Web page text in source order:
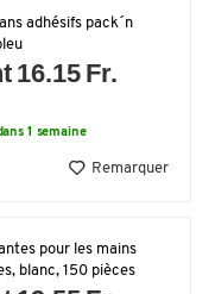
adhésifs pack´n
16.15 Fr.
1 semaine
Remarquer
pour les mains
blanc, 150 pièces